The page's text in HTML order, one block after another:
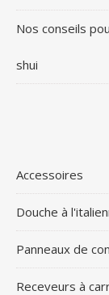
Nos conseils
shui
Accessoires
Douche à
Panneaux de
Receveurs à